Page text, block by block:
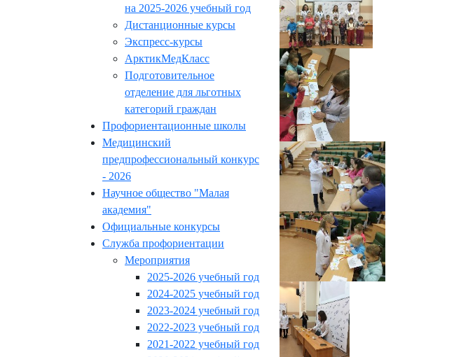
на 2025-2026 учебный год
Дистанционные курсы
Экспресс-курсы
АрктикМедКласс
Подготовительное
отделение для льготных
категорий граждан
Профориентационные школы
Медицинский
предпрофессиональный конкурс
- 2026
Научное общество "Малая
академия"
Официальные конкурсы
Служба профориентации
Мероприятия
2025-2026 учебный год
2024-2025 учебный год
2023-2024 учебный год
2022-2023 учебный год
2021-2022 учебный год